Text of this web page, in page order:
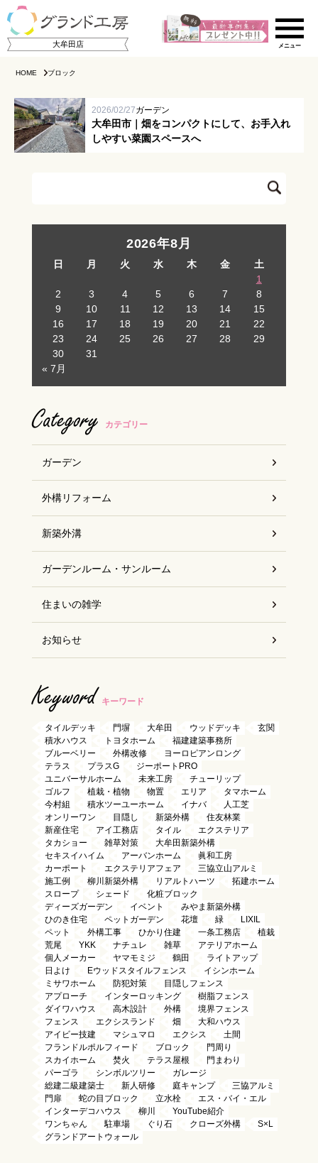
大牟田店
施工事例集
スタッフ紹介
お客様の声
HOME ブロック
2026/02/27ガーデン
大牟田市｜畑をコンパクトにして、お手入れ
しやすい菜園スペースへ
2026年8月
日 月 火 水 木 金
土
1
2
3 4 5 6 7
8
9
10 11 12 13 14
15
16
17 18 19 20 21
22
23
24 25 26 27 28
29
30
31
« 7月
Category カテゴリー
ガーデン
外構リフォーム
新築外溝
ガーデンルーム・サンルーム
住まいの雑学
お知らせ
Keyword キーワード
タイルデッキ 門塀 大牟田 ウッドデッキ
玄関
積水ハウス
トヨタホーム
福建建築事務所
ブルーベリー
外構改修
ヨーロピアンロング
テラス
プラスG
ジーポートPRO
ユニバーサルホーム
未来工房
チューリップ
ゴルフ
植栽・植物 物置 エリア
タマホーム
今村組
積水ツーユーホーム イナバ
人工芝
オンリーワン
目隠し 新築外構
住友林業
新産住宅
アイ工務店 タイル
エクステリア
タカショー
雑草対策
大牟田新築外構
セキスイハイム
アーバンホーム
眞和工房
カーポート
エクステリアフェア
三協立山アルミ
施工例
柳川新築外構 リアルトハーツ
拓建ホーム
スロープ
シェード
化粧ブロック
ディーズガーデン
イベント
みやま新築外構
ひのき住宅
ペットガーデン 花壇 緑
LIXIL
ペット
外構工事 ひかり住建 一条工務店
植栽
荒尾
YKK ナチュレ 雑草
アテリアホーム
個人メーカー
ヤマモミジ 鶴田
ライトアップ
日よけ
Eウッドスタイルフェンス
イシンホーム
ミサワホーム
防犯対策
目隠しフェンス
アプローチ
インターロッキング
樹脂フェンス
ダイワハウス
高木設計 外構
境界フェンス
フェンス
エクシスランド 畑
大和ハウス
アイビー技建
マシュマロ エクシス
土間
フランドルポルフィード
ブロック
門周り
スカイホーム
焚火 テラス屋根
門まわり
パーゴラ
シンボルツリー
ガレージ
総建二級建築士
新人研修 庭キャンプ
三協アルミ
門扉
蛇の目ブロック 立水栓
エス・バイ・エル
インターデコハウス
柳川
YouTube紹介
ワンちゃん
駐車場 ぐり石 クローズ外構
S×L
グランドアートウォール